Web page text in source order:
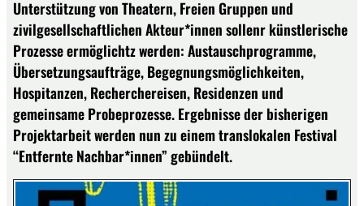
Unterstützung von Theatern, Freien Gruppen und
zivilgesellschaftlichen Akteur*innen sollenr künstlerische
Prozesse ermöglichtz werden: Austauschprogramme,
Übersetzungsaufträge, Begegnungsmöglichkeiten,
Hospitanzen, Recherchereisen, Residenzen und
gemeinsame Probeprozesse. Ergebnisse der bisherigen
Projektarbeit werden nun zu einem translokalen Festival
“Entfernte Nachbar*innen” gebündelt.